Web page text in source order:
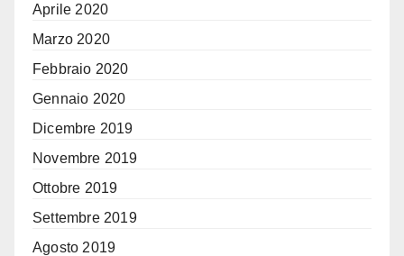
Aprile 2020
Marzo 2020
Febbraio 2020
Gennaio 2020
Dicembre 2019
Novembre 2019
Ottobre 2019
Settembre 2019
Agosto 2019